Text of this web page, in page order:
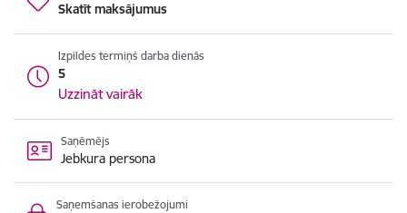
Skatīt maksājumus
Izpildes termiņš darba dienās
5
Uzzināt vairāk
Saņēmējs
Jebkura persona
Saņemšanas ierobežojumi